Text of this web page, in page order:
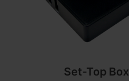
Set-Top Box